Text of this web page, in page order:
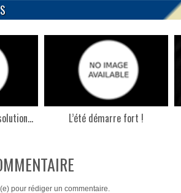
L’été démarre fort !
pour rédiger un commentaire.